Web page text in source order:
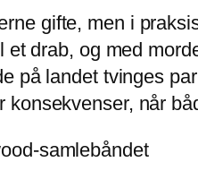
gifte, men i
drab, og med
på landet tvinges
konsekvenser, når
samlebåndet